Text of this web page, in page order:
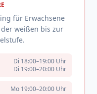
für Erwachsene
weißen bis zur
Di 18:00–19:00 Uhr
Di 19:00–20:00 Uhr
Mo 19:00–20:00 Uhr